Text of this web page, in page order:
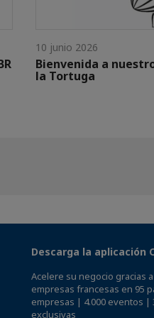
10 junio 2026
Bienvenida a
la Tortuga
Descarga la aplicación
Acelere su negocio gracias
empresas francesas en 95
empresas | 4.000 eventos |
exclusivas